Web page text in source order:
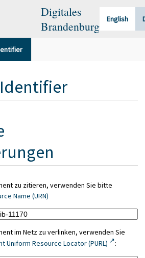
Digitales
Brandenburg
English
zu zitieren, verwenden Sie bitte
Name (URN)
im Netz zu verlinken, verwenden Sie
Uniform Resource Locator (PURL) :